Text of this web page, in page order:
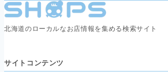
北海道のローカルなお店情報を集める検索サイト
サイトコンテンツ